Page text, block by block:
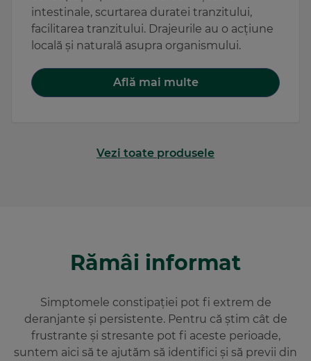
intestinale, scurtarea duratei tranzitului,
facilitarea tranzitului. Drajeurile au o acțiune
locală și naturală asupra organismului.
Află mai multe
Vezi toate produsele
Rămâi informat
Simptomele constipației pot fi extrem de
deranjante și persistente. Pentru că știm cât de
frustrante și stresante pot fi aceste perioade,
suntem aici să te ajutăm să identifici și să previi din